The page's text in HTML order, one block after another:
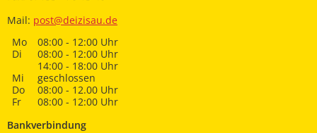
Mail: post@deizisau.de
Mo
08:00 - 12:00 Uhr
Di
08:00 - 12:00 Uhr
14:00 - 18:00 Uhr
Mi
geschlossen
Do
08:00 - 12.00 Uhr
Fr
08:00 - 12:00 Uhr
Bankverbindung